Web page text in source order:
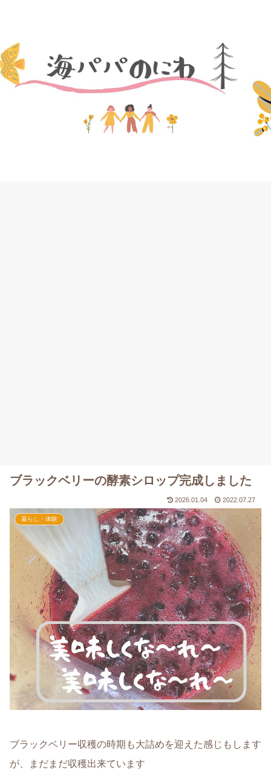
ブラックベリーの酵素シロップ完成しました
2026.01.04 2022.07.27
暮らし・体験
ブラックベリー収穫の時期も大詰めを迎えた感じもします
が、まだまだ収穫出来ています